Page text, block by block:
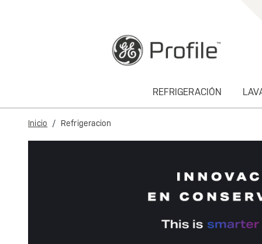
REFRIGERACIÓN
Inicio Refrigeracion